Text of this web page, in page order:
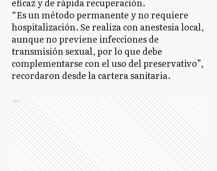
eficaz y de rápida recuperación.
“Es un método permanente y no requiere
hospitalización. Se realiza con anestesia local,
aunque no previene infecciones de
transmisión sexual, por lo que debe
complementarse con el uso del preservativo”,
recordaron desde la cartera sanitaria.
Ads